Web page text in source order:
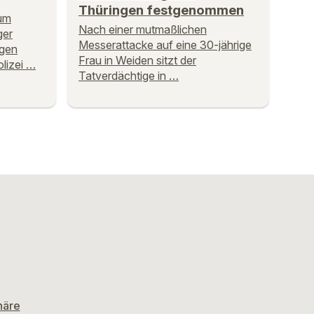
…
Thüringen festgenommen
Nach einer mutmaßlichen
Messerattacke auf eine 30-jährige
Frau in Weiden sitzt der
Tatverdächtige in …